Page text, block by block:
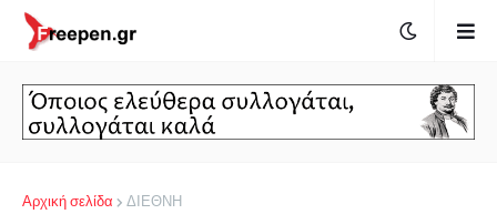
Αρχική σελίδα ΔΙΕΘΝΗ